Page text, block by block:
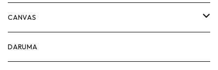
complete set
豆皿
CANVAS
PRINT
DARUMA